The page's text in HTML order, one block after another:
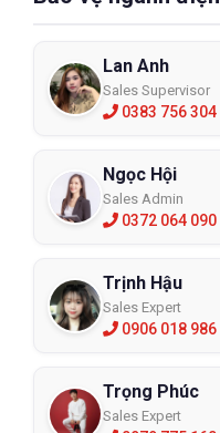
Lan Anh
Sales Supervisor
0383 756 304
Ngọc Hội
Sales Admin
0372 064 090
Trịnh Hậu
Sales Expert
0906 018 986
Trọng Phúc
Sales Expert